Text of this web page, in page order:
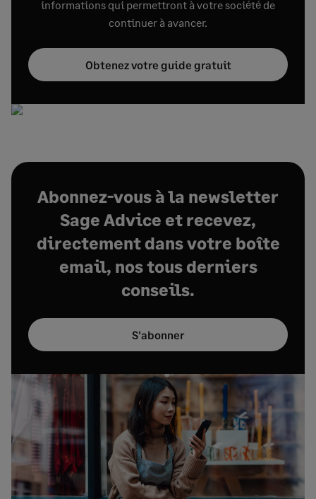
informations qui permettront à votre société de
continuer à avancer.
Obtenez votre guide gratuit
Abonnez-vous à la newsletter
Sage Advice et recevez,
directement dans votre boîte
email, nos tous derniers
conseils.
S'abonner